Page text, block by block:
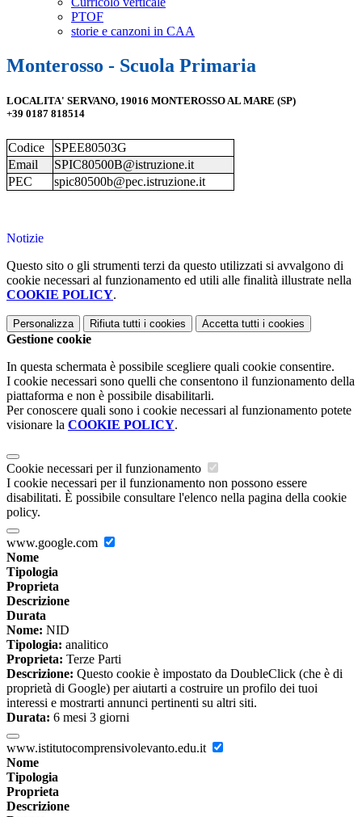
PTOF
storie e canzoni in CAA
Monterosso - Scuola Primaria
LOCALITA' SERVANO, 19016 MONTEROSSO AL MARE (SP)
+39 0187 818514
Codice
SPEE80503G
Email
SPIC80500B@istruzione.it
PEC
spic80500b@pec.istruzione.it
Notizie
Questo sito o gli strumenti terzi da questo utilizzati si avvalgono di
cookie necessari al funzionamento ed utili alle finalità illustrate nella
COOKIE POLICY.
Personalizza Rifiuta tutti i cookies Accetta tutti i cookies
Gestione cookie
In questa schermata è possibile scegliere quali cookie consentire.
I cookie necessari sono quelli che consentono il funzionamento della
piattaforma e non è possibile disabilitarli.
Per conoscere quali sono i cookie necessari al funzionamento potete
visionare la COOKIE POLICY.
Cookie necessari per il funzionamento
I cookie necessari per il funzionamento non possono essere
disabilitati. È possibile consultare l'elenco nella pagina della cookie
policy.
www.google.com
Nome
Tipologia
Proprieta
Descrizione
Durata
Nome: NID
Tipologia: analitico
Proprieta: Terze Parti
Descrizione: Questo cookie è impostato da DoubleClick (che è di
proprietà di Google) per aiutarti a costruire un profilo dei tuoi
interessi e mostrarti annunci pertinenti su altri siti.
Durata: 6 mesi 3 giorni
www.istitutocomprensivolevanto.edu.it
Nome
Tipologia
Proprieta
Descrizione